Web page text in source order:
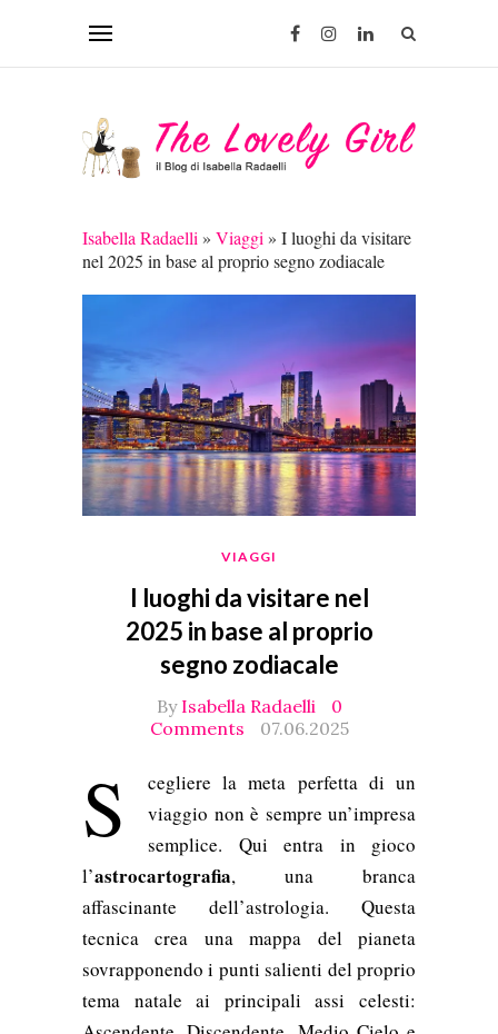
Isabella Radaelli » Viaggi » I luoghi da visitare
nel 2025 in base al proprio segno zodiacale
VIAGGI
I luoghi da visitare nel
2025 in base al proprio
segno zodiacale
By Isabella Radaelli
0
Comments
07.06.2025
S
cegliere la meta perfetta di un
viaggio non è sempre un’impresa
semplice. Qui entra in gioco
l’astrocartografia, una branca
affascinante dell’astrologia. Questa
tecnica crea una mappa del pianeta
sovrapponendo i punti salienti del proprio
tema natale ai principali assi celesti: